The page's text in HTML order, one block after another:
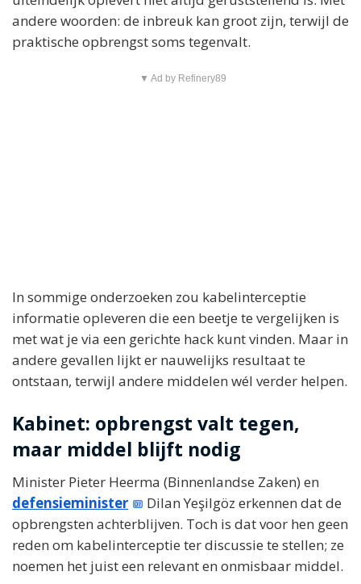
andere woorden: de inbreuk kan groot zijn, terwijl de
praktische opbrengst soms tegenvalt.
▼ Ad by Refinery89
In sommige onderzoeken zou kabelinterceptie
informatie opleveren die een beetje te vergelijken is
met wat je via een gerichte hack kunt vinden. Maar in
andere gevallen lijkt er nauwelijks resultaat te
ontstaan, terwijl andere middelen wél verder helpen.
Kabinet: opbrengst valt tegen,
maar middel blijft nodig
Minister Pieter Heerma (Binnenlandse Zaken) en
defensieminister
Dilan Yeşilgöz erkennen dat de
opbrengsten achterblijven. Toch is dat voor hen geen
reden om kabelinterceptie ter discussie te stellen; ze
noemen het juist een relevant en onmisbaar middel.